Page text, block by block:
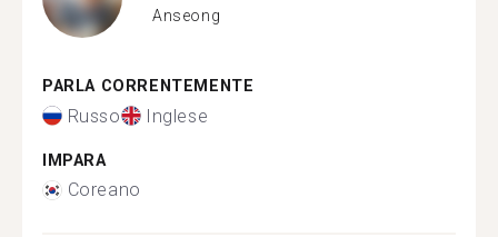
Anseong
PARLA CORRENTEMENTE
Russo Inglese
IMPARA
Coreano